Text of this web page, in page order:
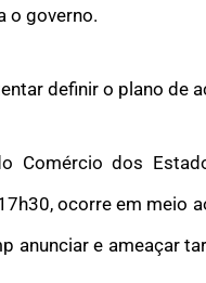
o governo.
definir o plano de
Comércio dos
ocorre em meio
anunciar e ameaçar